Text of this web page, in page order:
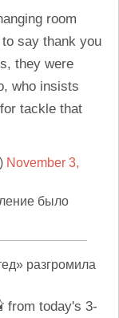
room
say thank you
they were
who insists
tackle that
November 3,
было
разгромила
from today's 3-